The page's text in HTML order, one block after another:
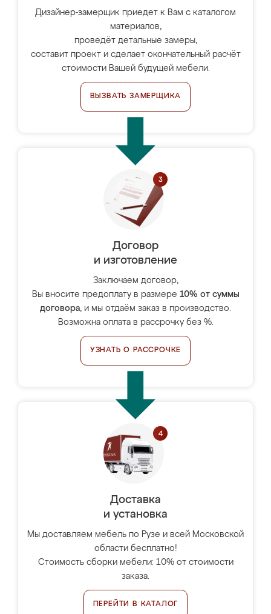
Дизайнер-замерщик приедет к Вам с каталогом
материалов,
проведёт детальные замеры,
составит проект и сделает окончательный расчёт
стоимости Вашей будущей мебели.
ВЫЗВАТЬ ЗАМЕРЩИКА
Договор
и изготовление
Заключаем договор,
Вы вносите предоплату в размере 10% от суммы
договора, и мы отдаём заказ в производство.
Возможна оплата в рассрочку без %.
УЗНАТЬ О РАССРОЧКЕ
Доставка
и установка
Мы доставляем мебель по Рузе и всей Московской
области бесплатно!
Стоимость сборки мебели: 10% от стоимости
заказа.
ПЕРЕЙТИ В КАТАЛОГ